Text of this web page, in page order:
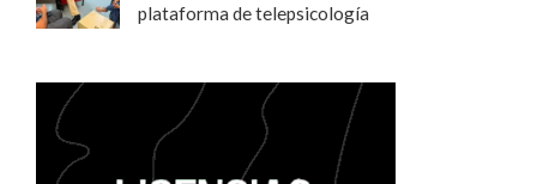
plataforma de telepsicología